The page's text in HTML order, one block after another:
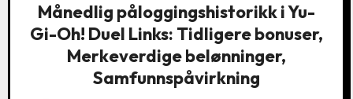
Månedlig påloggingshistorikk i Yu-
Gi-Oh! Duel Links: Tidligere bonuser,
Merkeverdige belønninger,
Samfunnspåvirkning